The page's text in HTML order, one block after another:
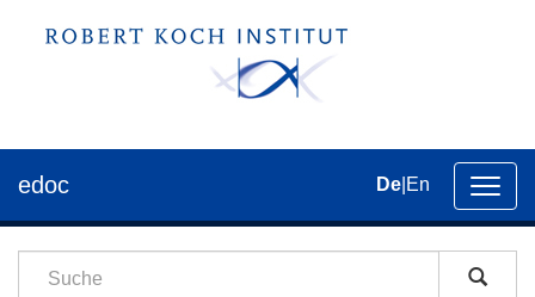
der
edoc De En